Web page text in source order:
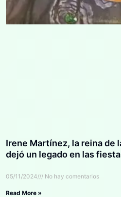
Irene Martínez, la reina de
dejó un legado en las
05/11/2024 No hay comentarios
Read More »